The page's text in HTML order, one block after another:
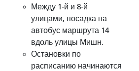
Между 1-й и 8-й
улицами, посадка на
автобус маршрута 14
вдоль улицы Мишн.
Остановки по
расписанию начинаются